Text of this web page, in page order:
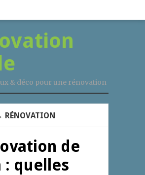
& déco pour une rénovation
RÉNOVATION
de
: quelles